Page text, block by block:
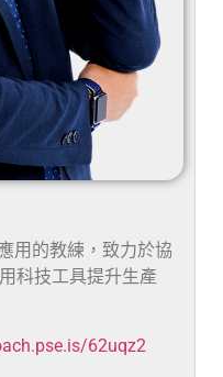
用的教練，致力於協
科技工具提升生產
62uqz2